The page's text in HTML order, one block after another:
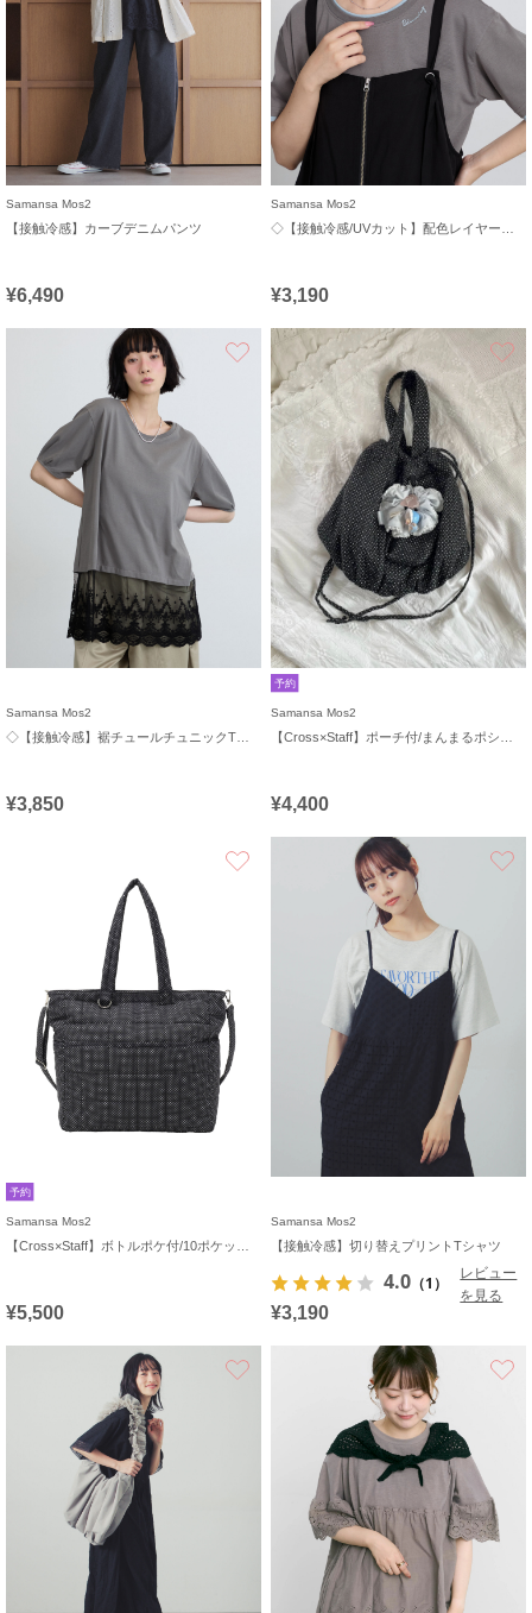
Samansa Mos2
【接触冷感】カーブデニムパンツ
¥6,490
Samansa Mos2
¥3,190
お気に入り
Samansa Mos2
¥3,850
予約
Samansa Mos2
¥4,400
予約
Samansa Mos2
¥5,500
Samansa Mos2
【接触冷感】切り替えプリントTシャツ
4.0 （1）
レビュー
を見る
¥3,190